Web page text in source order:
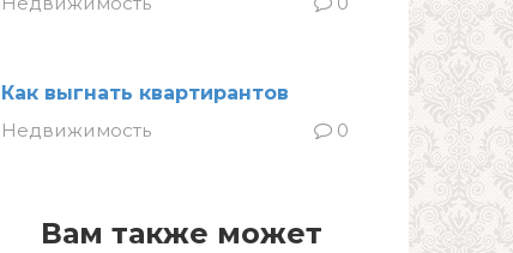
Как выгнать квартирантов
Недвижимость
0
Вам также может